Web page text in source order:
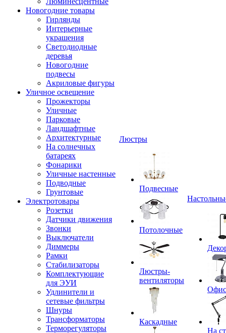
Новогодние товары
Гирлянды
Интерьерные
украшения
Светодиодные
деревья
Новогодние
подвесы
Акриловые фигуры
Уличное освещение
Прожекторы
Уличные
Парковые
Ландшафтные
Архитектурные
На солнечных
батареях
Фонарики
Уличные настенные
Подводные
Грунтовые
Электротовары
Розетки
Датчики движения
Звонки
Выключатели
Диммеры
Рамки
Стабилизаторы
Комплектующие
для ЭУИ
Удлинители и
сетевые фильтры
Шнуры
Трансформаторы
Терморегуляторы
Люстры
Подвесные
Потолочные
Люстры-
вентиляторы
Каскадные
На